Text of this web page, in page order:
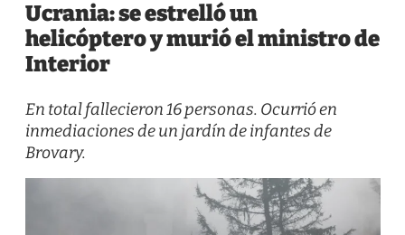
Ucrania: se estrelló un
helicóptero y murió el ministro de
Interior
En total fallecieron 16 personas. Ocurrió en
inmediaciones de un jardín de infantes de
Brovary.